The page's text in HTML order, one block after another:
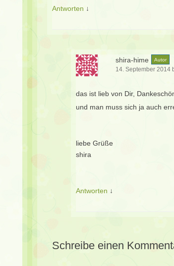
Antworten ↓
shira-hime Autor
14. September 2014
das ist lieb von Dir,
und man muss sich ja auch
liebe Grüße
shira
Antworten ↓
Schreibe einen